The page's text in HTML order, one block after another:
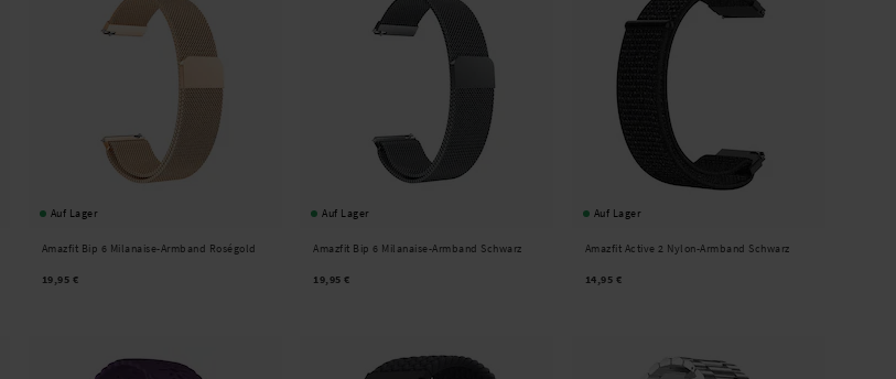
Auf Lager
Amazfit Bip 6 Milanaise-Armband Roségold
19,95 €
Auf Lager
Amazfit Bip 6 Milanaise-Armband Schwarz
19,95 €
Auf Lager
Amazfit Active 2 Nylon-Armband Schwarz
14,95 €